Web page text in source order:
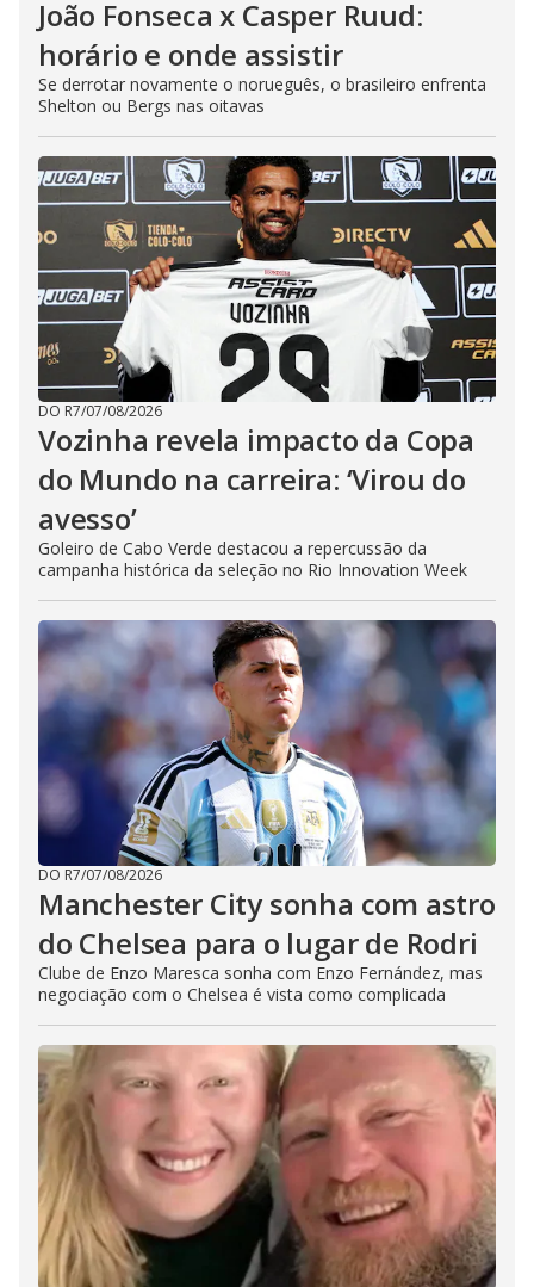
João Fonseca x Casper Ruud:
horário e onde assistir
Se derrotar novamente o norueguês, o brasileiro enfrenta
Shelton ou Bergs nas oitavas
DO R7/07/08/2026
Vozinha revela impacto da Copa
do Mundo na carreira: ‘Virou do
avesso’
Goleiro de Cabo Verde destacou a repercussão da
campanha histórica da seleção no Rio Innovation Week
DO R7/07/08/2026
Manchester City sonha com astro
do Chelsea para o lugar de Rodri
Clube de Enzo Maresca sonha com Enzo Fernández, mas
negociação com o Chelsea é vista como complicada